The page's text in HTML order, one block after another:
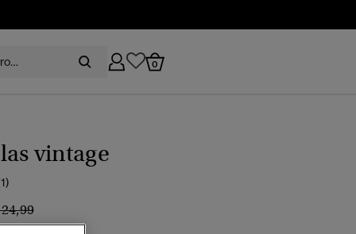
0
vintage
rebajado de
a